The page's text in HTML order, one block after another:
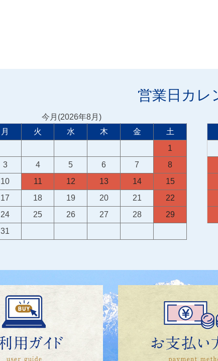
営業日カレ
今月(2026年8月)
月 火 水 木 金
土
1
3 4 5 6 7
8
10 11 12 13 14
15
17 18 19 20 21
22
24 25 26 27 28
29
31